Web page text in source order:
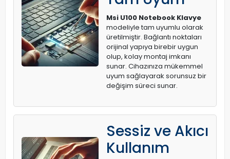
Msi U100 Notebook Klavye
modeliyle tam uyumlu olarak
üretilmiştir. Bağlantı noktaları
orijinal yapıya birebir uygun
olup, kolay montaj imkanı
sunar. Cihazınıza mükemmel
uyum sağlayarak sorunsuz bir
değişim süreci sunar.
Sessiz ve Akıcı
Kullanım